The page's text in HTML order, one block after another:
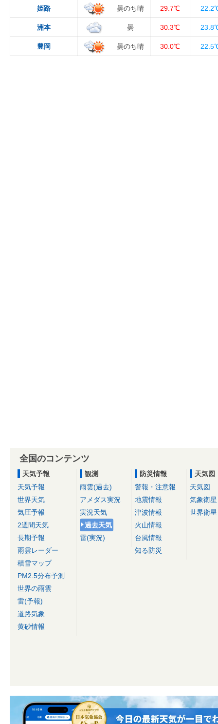
姫路 曇のち晴 29.7℃
洲本 曇 30.3℃
豊岡 曇のち晴 30.0℃
全国のコンテンツ
天気予報
天気予報
世界天気
気圧予報
2週間天気
長期予報
雨雲レーダー
積雪マップ
PM2.5分布予測
世界の雨雲
雷(予報)
道路気象
黄砂情報
観測
雨雲(過去)
アメダス実況
実況天気
過去天気
雷(実況)
防災情報
警報・注意報
地震情報
津波情報
火山情報
台風情報
知る防災
天気図
天気図
気象衛星
世界衛星